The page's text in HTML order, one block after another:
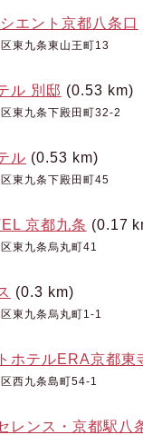
エント京都八条口
東九条東山王町13
ル 別邸 (0.53 km)
東九条下殿田町32-2
ル (0.53 km)
東九条下殿田町45
京都九条 (0.17
東九条烏丸町41
(0.3 km)
東九条烏丸町1-1
ホテルERA京都東
西九条島町54-1
レンス・京都駅八